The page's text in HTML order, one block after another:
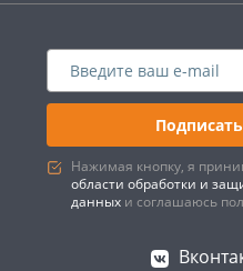
Нажимая кнопку, я
области обработки и
данных и соглашаюсь